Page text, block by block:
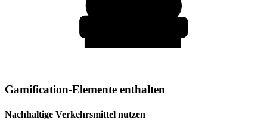
Gamification-Elemente enthalten
Nachhaltige Verkehrsmittel nutzen